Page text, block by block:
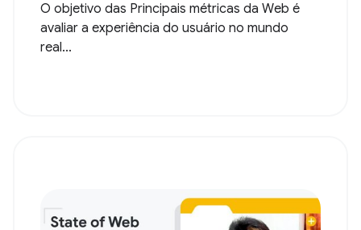
O objetivo das Principais métricas da Web é
avaliar a experiência do usuário no mundo
real...